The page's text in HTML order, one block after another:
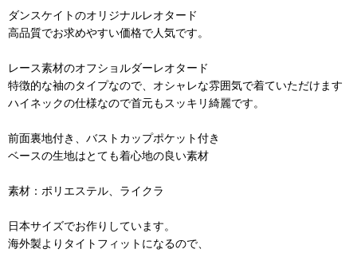
ダンスケイトのオリジナルレオタード
高品質でお求めやすい価格で人気です。
レース素材のオフショルダーレオタード
特徴的な袖のタイプなので、オシャレな雰囲気で着ていただけます
ハイネックの仕様なので首元もスッキリ綺麗です。
前面裏地付き、バストカップポケット付き
ベースの生地はとても着心地の良い素材
素材：ポリエステル、ライクラ
日本サイズでお作りしています。
海外製よりタイトフィットになるので、